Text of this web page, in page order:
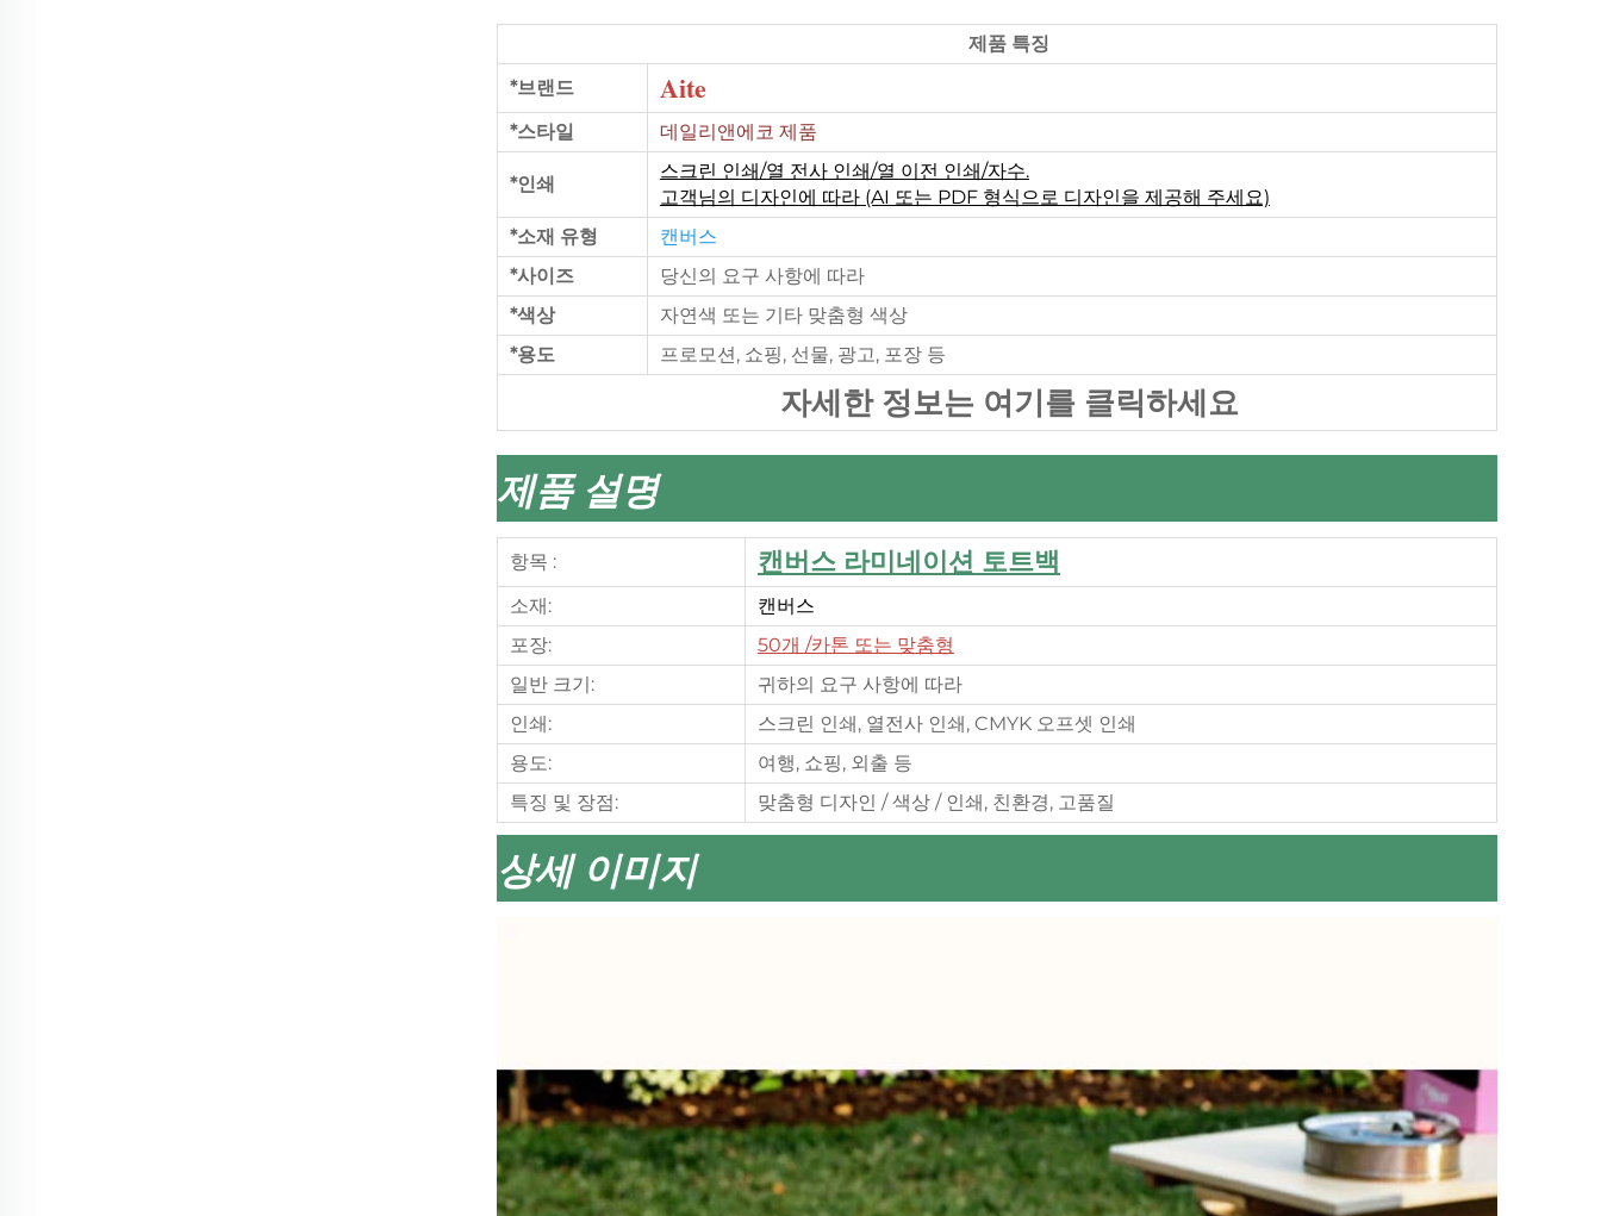
제품 특징
*브랜드
Aite
*스타일 데일리앤에코 제품
*인쇄
스크린 인쇄/열 전사 인쇄/열 이전 인쇄/자수.
고객님의 디자인에 따라 (AI 또는 PDF 형식으로 디자인을 제공해 주세요)
*소재 유형
캔버스
*사이즈
당신의 요구 사항에 따라
*색상
자연색 또는 기타 맞춤형 색상
*용도
프로모션, 쇼핑, 선물, 광고, 포장 등
자세한 정보는 여기를 클릭하세요
제품 설명
항목 : 캔버스 라미네이션 토트백
소재:
캔버스
포장:
50개 /카톤 또는 맞춤형
일반 크기:
귀하의 요구 사항에 따라
인쇄:
스크린 인쇄, 열전사 인쇄, CMYK 오프셋 인쇄
용도:
여행, 쇼핑, 외출 등
특징 및 장점:
맞춤형 디자인 / 색상 / 인쇄, 친환경, 고품질
상세 이미지